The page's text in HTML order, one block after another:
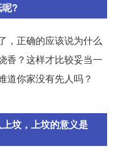
?
，正确的应该说为什么
香？这样才比较妥当一
道你家没有先人吗？
坟，上坟的意义是